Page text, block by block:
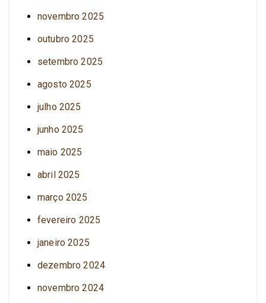
novembro 2025
outubro 2025
setembro 2025
agosto 2025
julho 2025
junho 2025
maio 2025
abril 2025
março 2025
fevereiro 2025
janeiro 2025
dezembro 2024
novembro 2024